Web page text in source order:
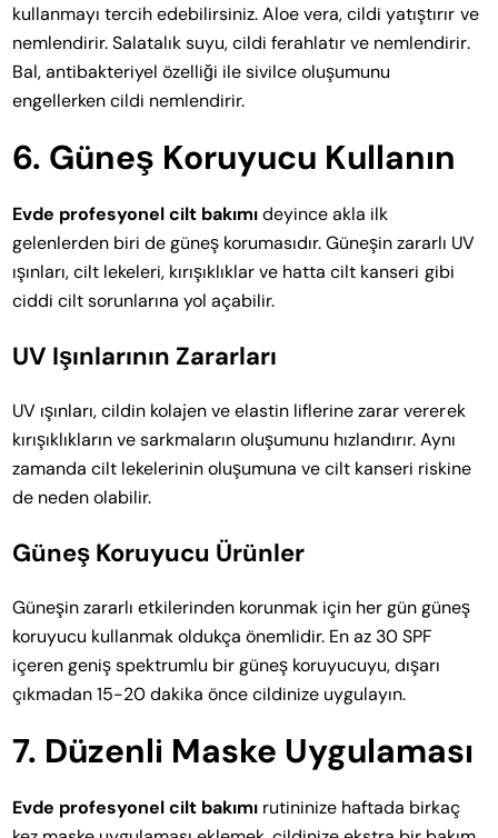
kullanmayı tercih edebilirsiniz. Aloe vera, cildi yatıştırır ve
nemlendirir. Salatalık suyu, cildi ferahlatır ve nemlendirir.
Bal, antibakteriyel özelliği ile sivilce oluşumunu
engellerken cildi nemlendirir.
6. Güneş Koruyucu Kullanın
Evde profesyonel cilt bakımıdeyince akla ilk
gelenlerden biri de güneş korumasıdır. Güneşin zararlı UV
ışınları, cilt lekeleri, kırışıklıklar ve hatta cilt kanseri gibi
ciddi cilt sorunlarına yol açabilir.
UV Işınlarının Zararları
UV ışınları, cildin kolajen ve elastin liflerine zarar vererek
kırışıklıkların ve sarkmaların oluşumunu hızlandırır. Aynı
zamanda cilt lekelerinin oluşumuna ve cilt kanseri riskine
de neden olabilir.
Güneş Koruyucu Ürünler
Güneşin zararlı etkilerinden korunmak için her gün güneş
koruyucu kullanmak oldukça önemlidir. En az 30 SPF
içeren geniş spektrumlu bir güneş koruyucuyu, dışarı
çıkmadan 15-20 dakika önce cildinize uygulayın.
7. Düzenli Maske Uygulaması
Evde profesyonel cilt bakımı rutininize haftada birkaç